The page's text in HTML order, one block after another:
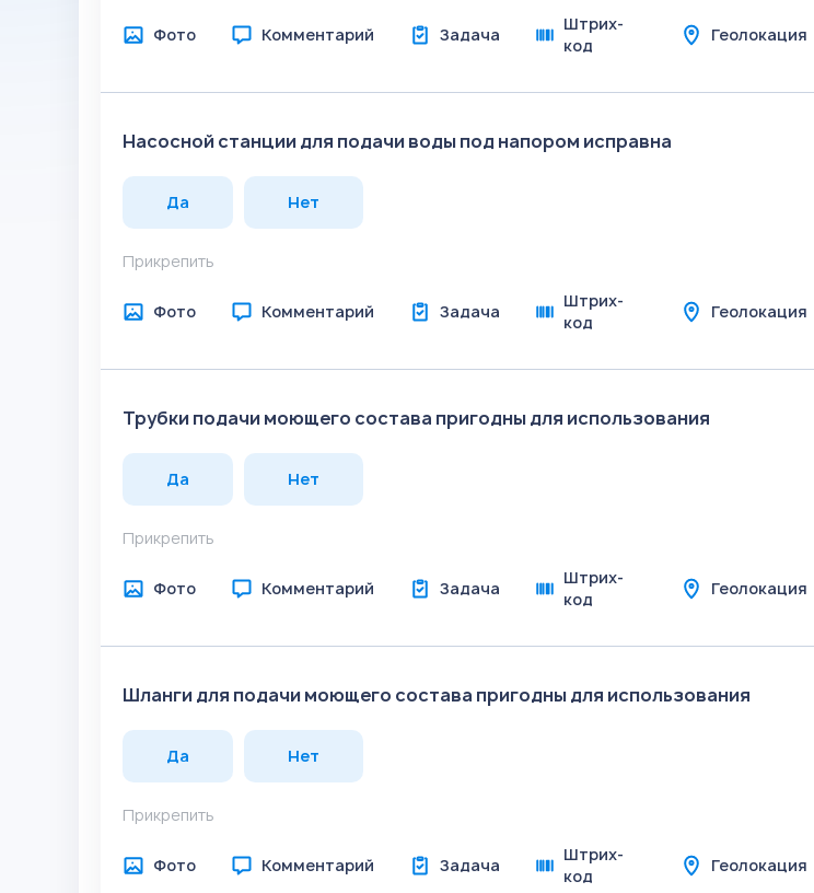
Фото Комментарий Задача
Штрих-
код
Геолокация
Насосной станции для подачи воды под напором исправна
Да Нет
Прикрепить
Фото Комментарий Задача
Штрих-
код
Геолокация
Трубки подачи моющего состава пригодны для использования
Да Нет
Прикрепить
Фото Комментарий Задача
Штрих-
код
Геолокация
Шланги для подачи моющего состава пригодны для использования
Да Нет
Прикрепить
Фото Комментарий Задача
Штрих-
код
Геолокация